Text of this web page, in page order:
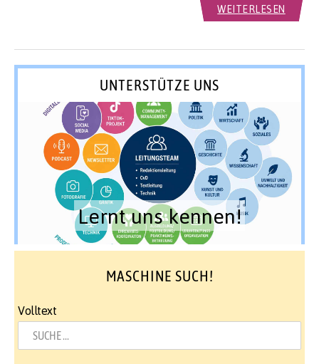
WEITERLESEN
UNTERSTÜTZE UNS
Lernt uns kennen!
MASCHINE SUCH!
Volltext